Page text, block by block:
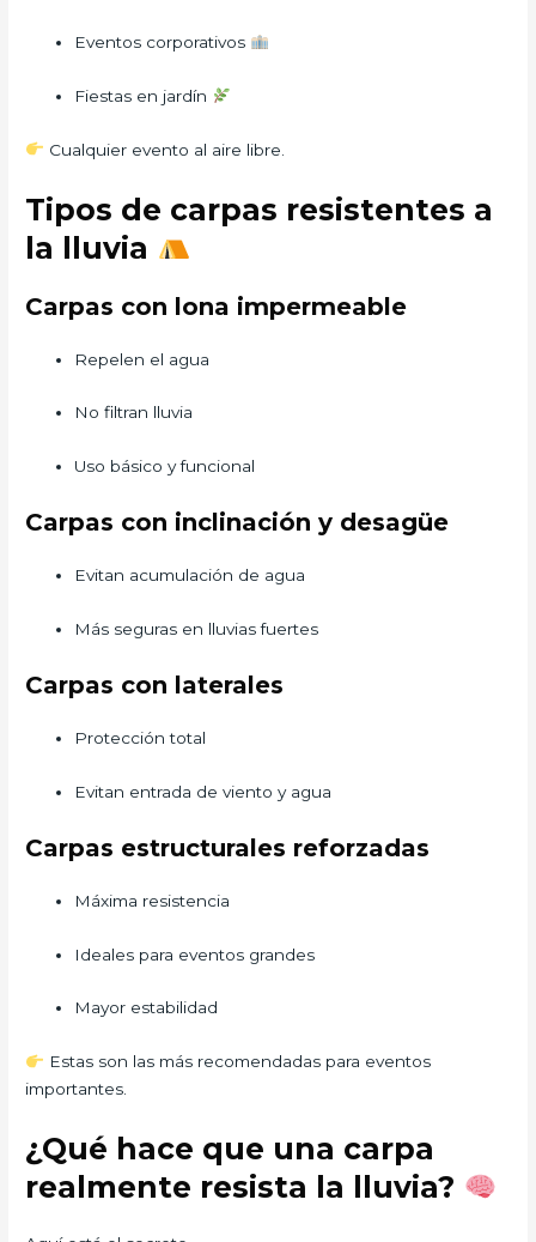
Eventos corporativos
Fiestas en jardín
Cualquier evento al aire libre.
Tipos de carpas resistentes a
la lluvia
Carpas con lona impermeable
Repelen el agua
No filtran lluvia
Uso básico y funcional
Carpas con inclinación y desagüe
Evitan acumulación de agua
Más seguras en lluvias fuertes
Carpas con laterales
Protección total
Evitan entrada de viento y agua
Carpas estructurales reforzadas
Máxima resistencia
Ideales para eventos grandes
Mayor estabilidad
Estas son las más recomendadas para eventos
importantes.
¿Qué hace que una carpa
realmente resista la lluvia?